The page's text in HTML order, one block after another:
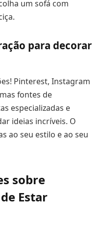
um sofá com
para decorar
Pinterest, Instagram
fontes de
especializadas e
ideias incríveis. O
ao seu estilo e ao seu
sobre
Estar